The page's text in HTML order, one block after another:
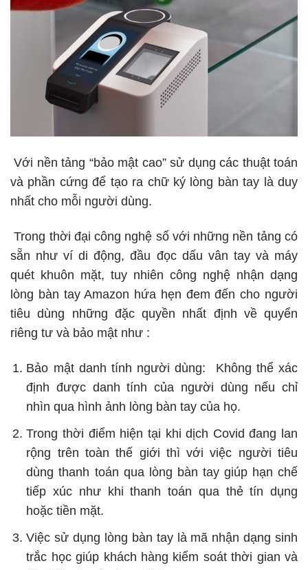
Với nền tảng “bảo mật cao” sử dụng các thuật toán
và phần cứng để tạo ra chữ ký lòng bàn tay là duy
nhất cho mỗi người dùng.
Trong thời đại công nghệ số với những nền tảng có
sẵn như ví di động, đầu đọc dấu vân tay và máy
quét khuôn mặt, tuy nhiên công nghệ nhận dạng
lòng bàn tay Amazon hứa hẹn đem đến cho người
tiêu dùng những đặc quyền nhất định về quyển
riêng tư và bảo mật như :
Bảo mật danh tính người dùng: Không thể xác
định được danh tính của người dùng nếu chỉ
nhìn qua hình ảnh lòng bàn tay của họ.
Trong thời điểm hiện tại khi dịch Covid đang lan
rộng trên toàn thế giới thì với việc người tiêu
dùng thanh toán qua lòng bàn tay giúp hạn chế
tiếp xúc như khi thanh toán qua thẻ tín dụng
hoặc tiền mặt.
Việc sử dụng lòng bàn tay là mã nhận dạng sinh
trắc học giúp khách hàng kiểm soát thời gian và